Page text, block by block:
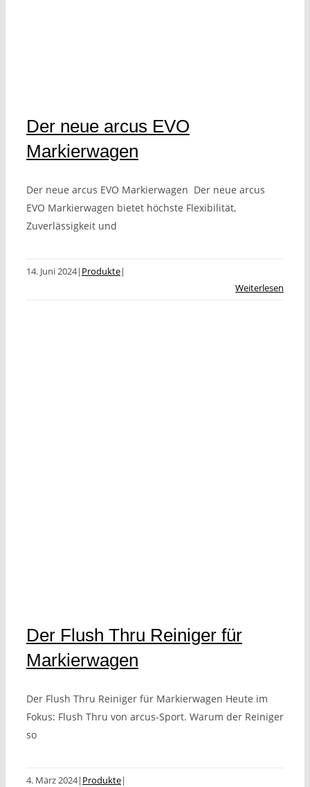
Der neue arcus EVO
Markierwagen
Der neue arcus EVO Markierwagen Der neue arcus
EVO Markierwagen bietet höchste Flexibilität,
Zuverlässigkeit und
14. Juni 2024| Produkte|
Weiterlesen
Der Flush Thru Reiniger für
Markierwagen
Der Flush Thru Reiniger für Markierwagen Heute im
Fokus: Flush Thru von arcus-Sport. Warum der Reiniger
so
4. März 2024| Produkte|